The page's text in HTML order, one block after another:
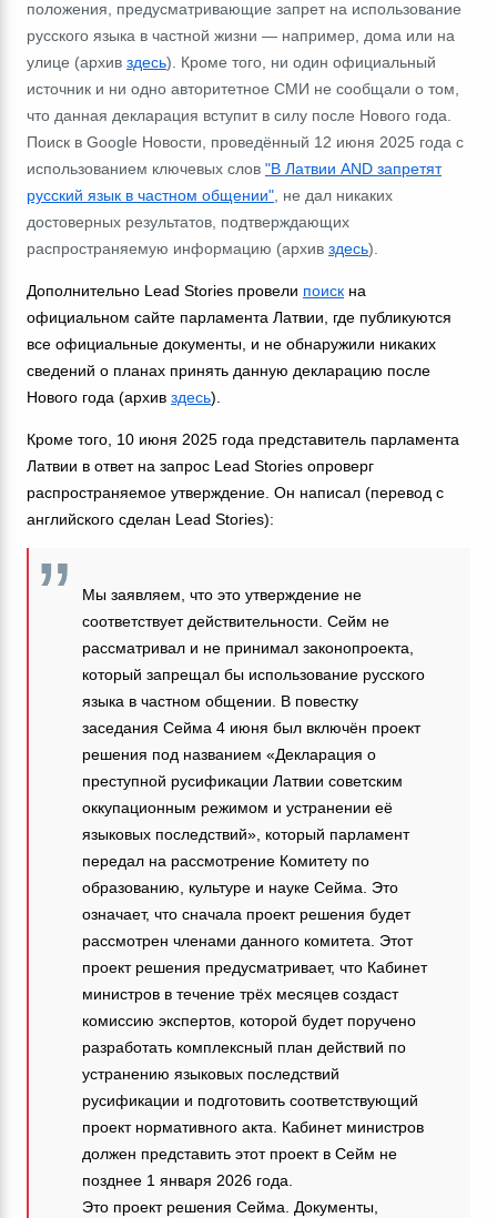
положения, предусматривающие запрет на использование
русского языка в частной жизни ― например, дома или на
улице (архив здесь). Кроме того, ни один официальный
источник и ни одно авторитетное СМИ не сообщали о том,
что данная декларация вступит в силу после Нового года.
Поиск в Google Новости, проведённый 12 июня 2025 года с
использованием ключевых слов "В Латвии AND запретят
русский язык в частном общении", не дал никаких
достоверных результатов, подтверждающих
распространяемую информацию (архив здесь).
Дополнительно Lead Stories провели поиск на
официальном сайте парламента Латвии, где публикуются
все официальные документы, и не обнаружили никаких
сведений о планах принять данную декларацию после
Нового года (архив здесь).
Кроме того, 10 июня 2025 года представитель парламента
Латвии в ответ на запрос Lead Stories опроверг
распространяемое утверждение. Он написал (перевод с
английского сделан Lead Stories):
Мы заявляем, что это утверждение не
соответствует действительности. Сейм не
рассматривал и не принимал законопроекта,
который запрещал бы использование русского
языка в частном общении. В повестку
заседания Сейма 4 июня был включён проект
решения под названием «Декларация о
преступной русификации Латвии советским
оккупационным режимом и устранении её
языковых последствий», который парламент
передал на рассмотрение Комитету по
образованию, культуре и науке Сейма. Это
означает, что сначала проект решения будет
рассмотрен членами данного комитета. Этот
проект решения предусматривает, что Кабинет
министров в течение трёх месяцев создаст
комиссию экспертов, которой будет поручено
разработать комплексный план действий по
устранению языковых последствий
русификации и подготовить соответствующий
проект нормативного акта. Кабинет министров
должен представить этот проект в Сейм не
позднее 1 января 2026 года.
Это проект решения Сейма. Документы,